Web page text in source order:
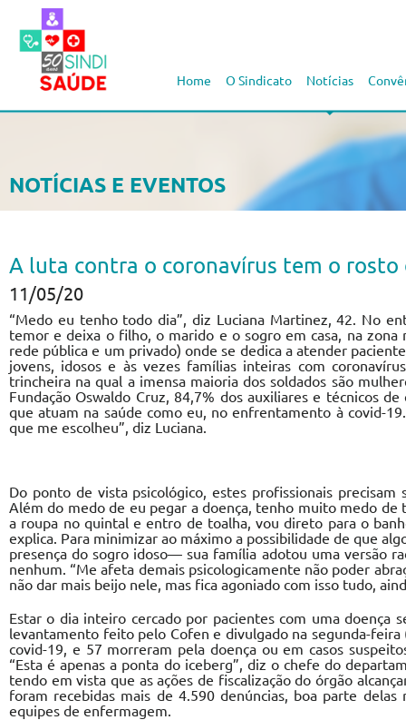
Notícias
O Sindicato
Home
NOTÍCIAS E EVENTOS
A luta contra o coronavírus tem o rosto
11/05/20
“Medo eu tenho todo dia”, diz Luciana Martinez, 42. No
temor e deixa o filho, o marido e o sogro em casa, na
rede pública e um privado) onde se dedica a atender
jovens, idosos e às vezes famílias inteiras com
trincheira na qual a imensa maioria dos soldados são
Fundação Oswaldo Cruz, 84,7% dos auxiliares e técnicos
que atuam na saúde como eu, no enfrentamento à covid-
que me escolheu”, diz Luciana.
Do ponto de vista psicológico, estes profissionais
Além do medo de eu pegar a doença, tenho muito medo de
a roupa no quintal e entro de toalha, vou direto para o
explica. Para minimizar ao máximo a possibilidade de que
presença do sogro idoso— sua família adotou uma versão
nenhum. “Me afeta demais psicologicamente não poder
não dar mais beijo nele, mas fica agoniado com isso tudo,
Estar o dia inteiro cercado por pacientes com uma
levantamento feito pelo Cofen e divulgado na segunda-
covid-19, e 57 morreram pela doença ou em casos
“Esta é apenas a ponta do iceberg”, diz o chefe do
tendo em vista que as ações de fiscalização do órgão
foram recebidas mais de 4.590 denúncias, boa parte
equipes de enfermagem.